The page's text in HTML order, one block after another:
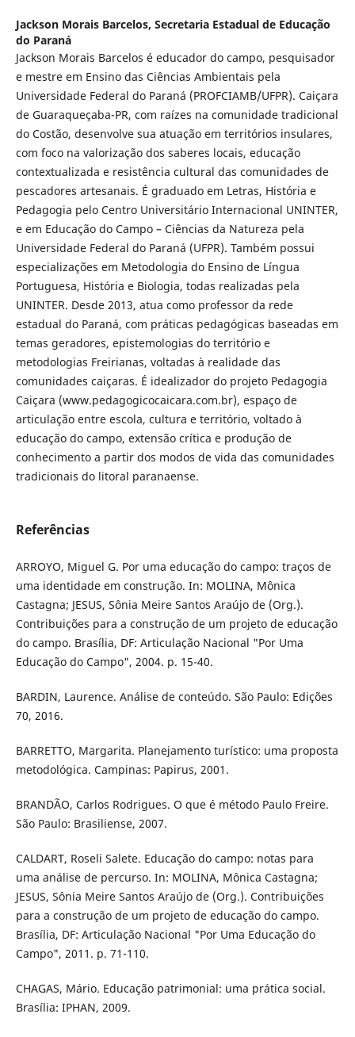
Jackson Morais Barcelos, Secretaria Estadual de Educação
do Paraná
Jackson Morais Barcelos é educador do campo, pesquisador
e mestre em Ensino das Ciências Ambientais pela
Universidade Federal do Paraná (PROFCIAMB/UFPR). Caiçara
de Guaraqueçaba-PR, com raízes na comunidade tradicional
do Costão, desenvolve sua atuação em territórios insulares,
com foco na valorização dos saberes locais, educação
contextualizada e resistência cultural das comunidades de
pescadores artesanais. É graduado em Letras, História e
Pedagogia pelo Centro Universitário Internacional UNINTER,
e em Educação do Campo – Ciências da Natureza pela
Universidade Federal do Paraná (UFPR). Também possui
especializações em Metodologia do Ensino de Língua
Portuguesa, História e Biologia, todas realizadas pela
UNINTER. Desde 2013, atua como professor da rede
estadual do Paraná, com práticas pedagógicas baseadas em
temas geradores, epistemologias do território e
metodologias Freirianas, voltadas à realidade das
comunidades caiçaras. É idealizador do projeto Pedagogia
Caiçara (www.pedagogicocaicara.com.br), espaço de
articulação entre escola, cultura e território, voltado à
educação do campo, extensão crítica e produção de
conhecimento a partir dos modos de vida das comunidades
tradicionais do litoral paranaense.
Referências
ARROYO, Miguel G. Por uma educação do campo: traços de
uma identidade em construção. In: MOLINA, Mônica
Castagna; JESUS, Sônia Meire Santos Araújo de (Org.).
Contribuições para a construção de um projeto de educação
do campo. Brasília, DF: Articulação Nacional "Por Uma
Educação do Campo", 2004. p. 15-40.
BARDIN, Laurence. Análise de conteúdo. São Paulo: Edições
70, 2016.
BARRETTO, Margarita. Planejamento turístico: uma proposta
metodológica. Campinas: Papirus, 2001.
BRANDÃO, Carlos Rodrigues. O que é método Paulo Freire.
São Paulo: Brasiliense, 2007.
CALDART, Roseli Salete. Educação do campo: notas para
uma análise de percurso. In: MOLINA, Mônica Castagna;
JESUS, Sônia Meire Santos Araújo de (Org.). Contribuições
para a construção de um projeto de educação do campo.
Brasília, DF: Articulação Nacional "Por Uma Educação do
Campo", 2011. p. 71-110.
CHAGAS, Mário. Educação patrimonial: uma prática social.
Brasília: IPHAN, 2009.